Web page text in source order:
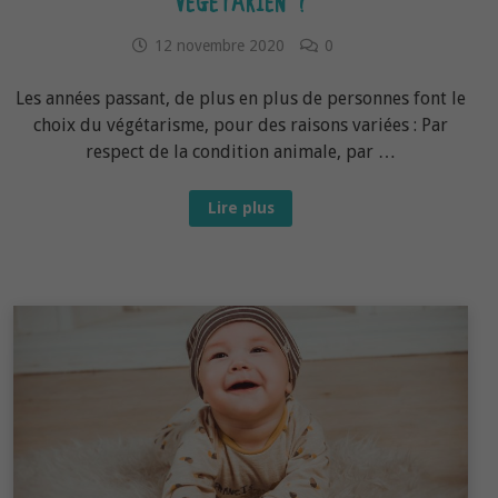
12 novembre 2020 0
Les années passant, de plus en plus de personnes font le
choix du végétarisme, pour des raisons variées : Par
respect de la condition animale, par …
Peut-
on
régime
végétarien
?
Lire plus